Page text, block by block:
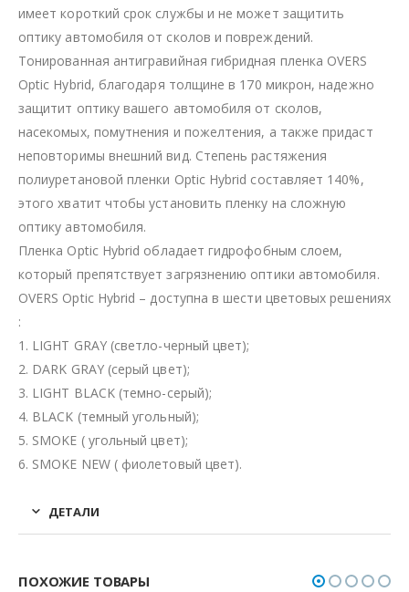
имеет короткий срок службы и не может защитить
оптику автомобиля от сколов и повреждений.
Тонированная антигравийная гибридная пленка OVERS
Optic Hybrid, благодаря толщине в 170 микрон, надежно
защитит оптику вашего автомобиля от сколов,
насекомых, помутнения и пожелтения, а также придаст
неповторимы внешний вид. Степень растяжения
полиуретановой пленки Optic Hybrid составляет 140%,
этого хватит чтобы установить пленку на сложную
оптику автомобиля.
Пленка Optic Hybrid обладает гидрофобным слоем,
который препятствует загрязнению оптики автомобиля.
OVERS Optic Hybrid – доступна в шести цветовых решениях
:
1. LIGHT GRAY (светло-черный цвет);
2. DARK GRAY (серый цвет);
3. LIGHT BLACK (темно-серый);
4. BLACK (темный угольный);
5. SMOKE ( угольный цвет);
6. SMOKE NEW ( фиолетовый цвет).
ДЕТАЛИ
ПОХОЖИЕ ТОВАРЫ